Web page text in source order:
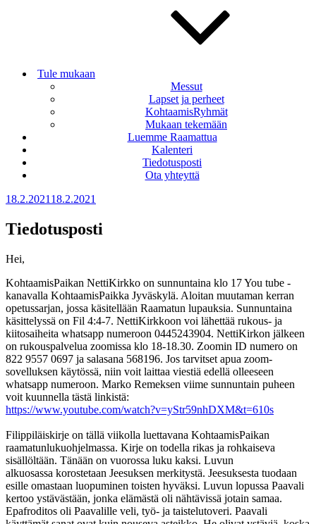
Tule mukaan
Messut
Lapset ja perheet
KohtaamisRyhmät
Mukaan tekemään
Luemme Raamattua
Kalenteri
Tiedotusposti
Ota yhteyttä
Julkaistu
18.2.2021 18.2.2021
Tiedotusposti
Hei,
KohtaamisPaikan NettiKirkko on sunnuntaina klo 17 You tube -
kanavalla KohtaamisPaikka Jyväskylä. Aloitan muutaman kerran
opetussarjan, jossa käsitellään Raamatun lupauksia. Sunnuntaina
käsittelyssä on Fil 4:4-7. NettiKirkkoon voi lähettää rukous- ja
kiitosaiheita whatsapp numeroon 0445243904. NettiKirkon jälkeen
on rukouspalvelua zoomissa klo 18-18.30. Zoomin ID numero on
822 9557 0697 ja salasana 568196. Jos tarvitset apua zoom-
sovelluksen käytössä, niin voit laittaa viestiä edellä olleeseen
whatsapp numeroon. Marko Remeksen viime sunnuntain puheen
voit kuunnella tästä linkistä:
https://www.youtube.com/watch?v=yStr59nhDXM&t=610s
Filippiläiskirje on tällä viikolla luettavana KohtaamisPaikan
raamatunlukuohjelmassa. Kirje on todella rikas ja rohkaiseva
sisällöltään. Tänään on vuorossa luku kaksi. Luvun
alkuosassa korostetaan Jeesuksen merkitystä. Jeesuksesta tuodaan
esille omastaan luopuminen toisten hyväksi. Luvun lopussa Paavali
kertoo ystävästään, jonka elämästä oli nähtävissä jotain samaa.
Epafroditos oli Paavalille veli, työ- ja taistelutoveri. Paavali